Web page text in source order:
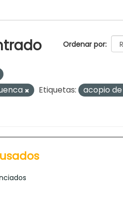
Ordenar por
Etiquetas:
acopio